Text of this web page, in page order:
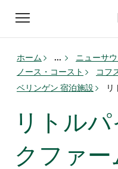
Toggle
navigation
ホーム ...
ニューサ
ノース・コースト
コフ
ベリンゲン 宿泊施設
リトル
クファー